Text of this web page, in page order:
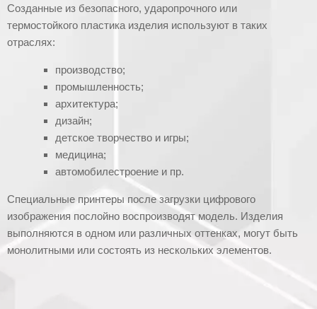
Созданные из безопасного, ударопрочного или
термостойкого пластика изделия используют в таких
отраслях:
производство;
промышленность;
архитектура;
дизайн;
детское творчество и игры;
медицина;
автомобилестроение и пр.
Специальные принтеры после загрузки цифрового
изображения послойно воспроизводят модель. Изделия
выполняются в одном или различных оттенках, могут быть
монолитными или состоять из нескольких элементов.